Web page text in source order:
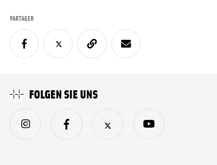
PARTAGER
FOLGEN SIE UNS